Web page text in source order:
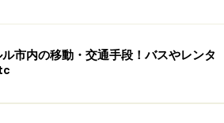
市内の移動・交通手段！バスやレンタ